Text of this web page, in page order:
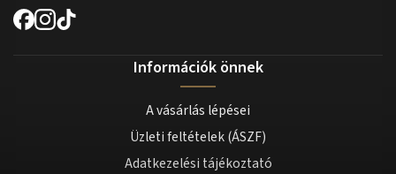
Információk önnek
A vásárlás lépései
Üzleti feltételek (ÁSZF)
Adatkezelési tájékoztató